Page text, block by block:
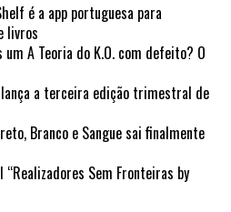
é a app portuguesa para
livros
um A Teoria do K.O. com defeito? O
lança a terceira edição trimestral de
Branco e Sangue sai finalmente
“Realizadores Sem Fronteiras by